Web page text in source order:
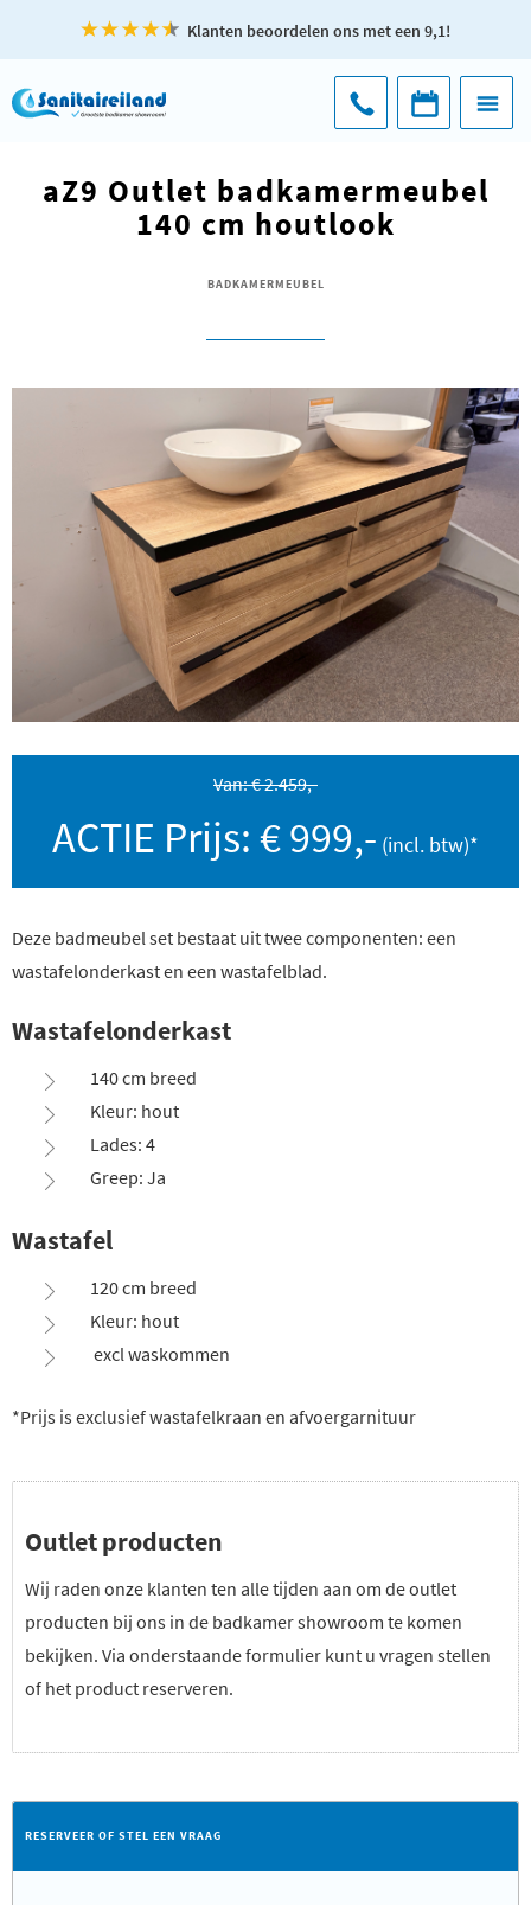
Klanten beoordelen ons met een 9,1!
aZ9 Outlet badkamermeubel
140 cm houtlook
BADKAMERMEUBEL
Van: € 2.459,-
ACTIE Prijs: € 999,-
Deze badmeubel set bestaat uit twee componenten: een
wastafelonderkast en een wastafelblad.
Wastafelonderkast
140 cm breed
Kleur: hout
Lades: 4
Greep: Ja
Wastafel
120 cm breed
Kleur: hout
excl waskommen
*Prijs is exclusief wastafelkraan en afvoergarnituur
Outlet producten
Wij raden onze klanten ten alle tijden aan om de outlet
producten bij ons in de badkamer showroom te komen
bekijken. Via onderstaande formulier kunt u vragen stellen
of het product reserveren.
RESERVEER OF STEL EEN VRAAG